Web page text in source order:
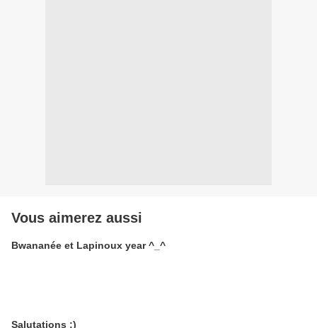
Vous aimerez aussi
Bwananée et Lapinoux year ^_^
Salutations :)